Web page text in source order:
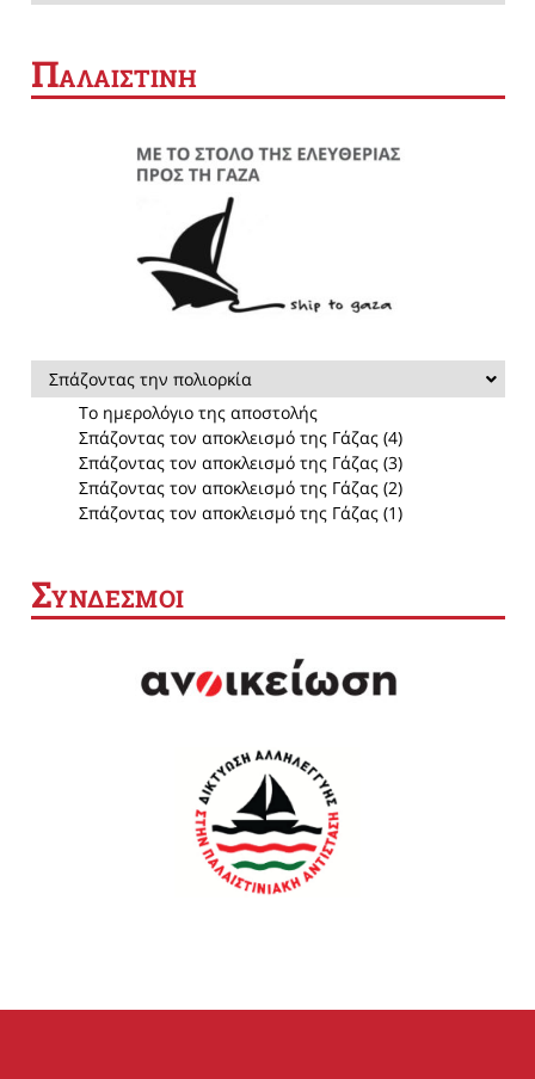
ΠΑΛΑΙΣΤΙΝΗ
Σπάζοντας την πολιορκία
Το ημερολόγιο της αποστολής
Σπάζοντας τον αποκλεισμό της Γάζας (4)
Σπάζοντας τον αποκλεισμό της Γάζας (3)
Σπάζοντας τον αποκλεισμό της Γάζας (2)
Σπάζοντας τον αποκλεισμό της Γάζας (1)
ΣΥΝΔΕΣΜΟΙ